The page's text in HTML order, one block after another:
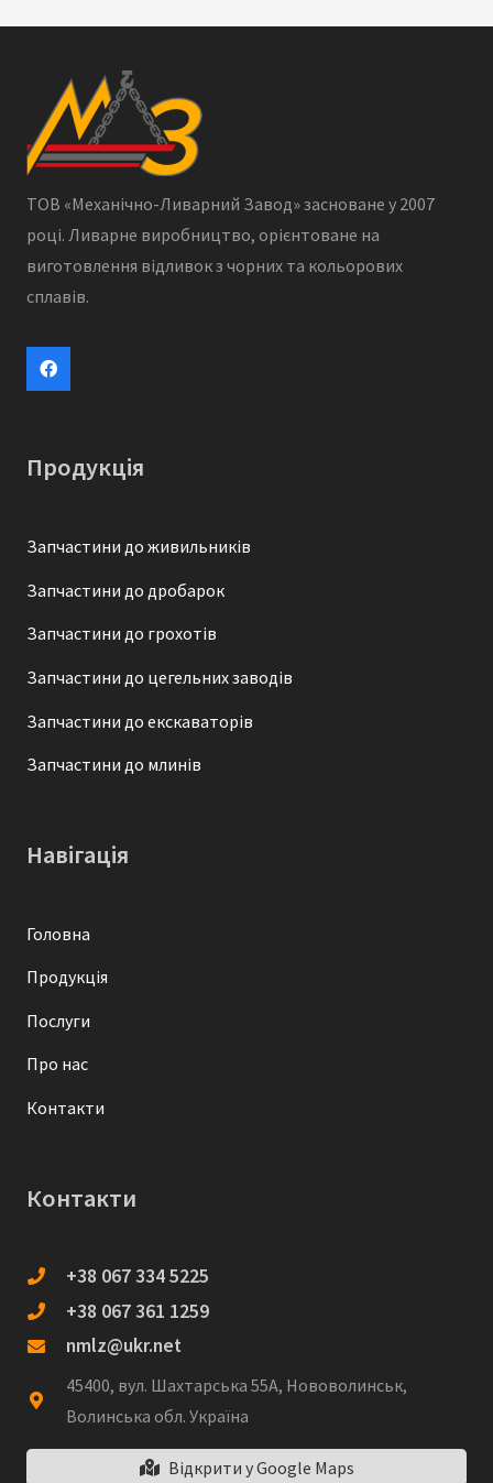
ТОВ «Механічно-Ливарний Завод» засноване у 2007
році. Ливарне виробництво, орієнтоване на
виготовлення відливок з чорних та кольорових
сплавів.
Продукція
Запчастини до живильників
Запчастини до дробарок
Запчастини до грохотів
Запчастини до цегельних заводів
Запчастини до екскаваторів
Запчастини до млинів
Навігація
Головна
Продукція
Послуги
Про нас
Контакти
Контакти
+38 067 334 5225
+38 067 361 1259
nmlz@ukr.net
45400, вул. Шахтарська 55А, Нововолинськ,
Волинська обл. Україна
Відкрити у Google Maps